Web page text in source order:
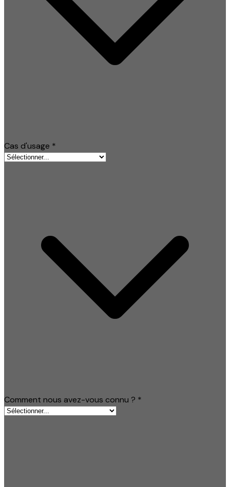
Cas d'usage *
Comment nous avez-vous connu ? *